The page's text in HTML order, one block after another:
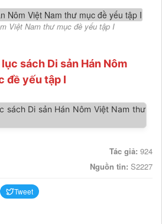
Việt Nam thư mục đề yếu tập I
sách Di sản Hán Nôm
đề yếu tập I
Tác giả: 924
Nguồn tin: S2227
Tweet